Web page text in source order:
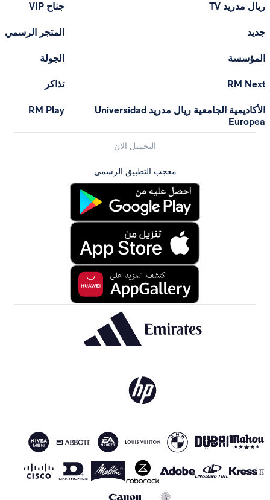
ريال مدريد TV
جديد
المؤسسة
RM Next
الأكاديمية الجامعية ريال مدريد Universidad
Europea
جناح VIP
المتجر الرسمي
الجولة
تذاكر
RM Play
التحميل الان
معجب التطبيق الرسمي